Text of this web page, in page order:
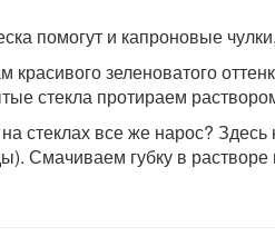
помогут и капроновые
красивого зеленоватого
стекла протираем
стеклах все же нарос?
Смачиваем губку в